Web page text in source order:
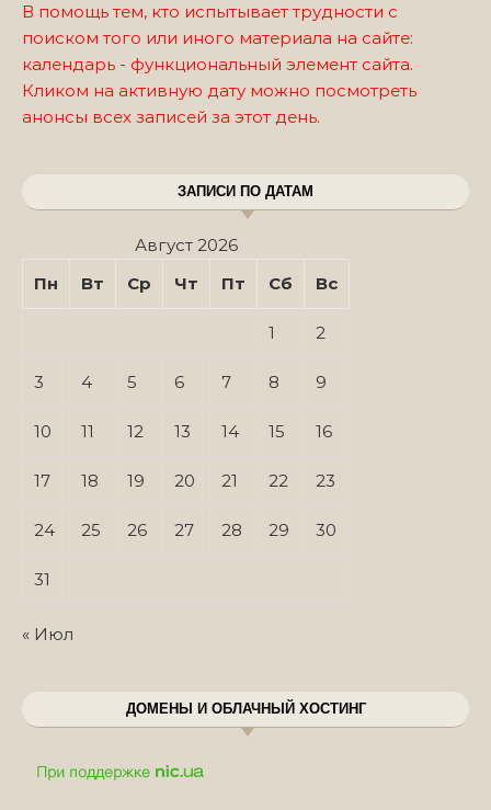
В помощь тем, кто испытывает трудности с
поиском того или иного материала на сайте:
календарь - функциональный элемент сайта.
Кликом на активную дату можно посмотреть
анонсы всех записей за этот день.
ЗАПИСИ ПО ДАТАМ
Август 2026
Пн
Вт Ср Чт Пт Сб Вс
1 2
3 4 5 6 7 8 9
10 11 12 13 14 15 16
17 18 19 20 21 22 23
24 25 26 27 28 29 30
31
« Июл
ДОМЕНЫ И ОБЛАЧНЫЙ ХОСТИНГ